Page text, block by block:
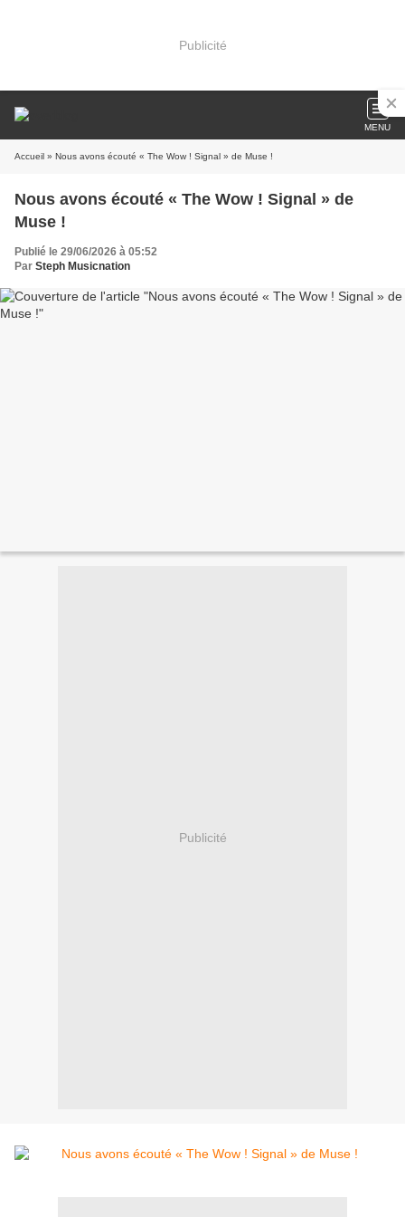
Publicité
MENU
Accueil » Nous avons écouté « The Wow ! Signal » de Muse !
Nous avons écouté « The Wow ! Signal » de
Muse !
Publié le 29/06/2026 à 05:52
Par Steph Musicnation
Publicité